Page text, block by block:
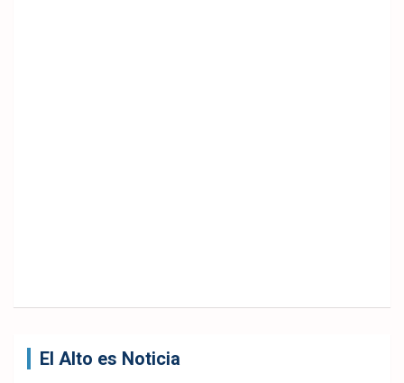
El Alto es Noticia